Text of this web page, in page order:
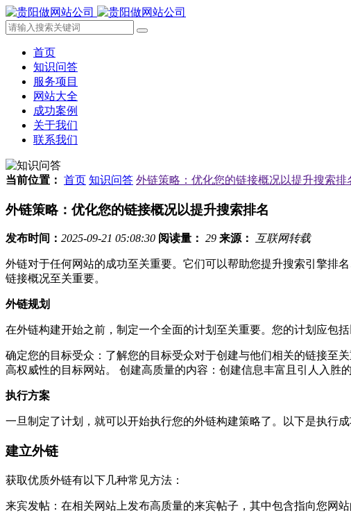
首页
知识问答
服务项目
网站大全
成功案例
关于我们
联系我们
当前位置： 首页 知识问答 外链策略：优化您的链接概况以提升搜索排
外链策略：优化您的链接概况以提升搜索排名
发布时间： 2025-09-21 05:08:30 阅读量： 29 来源： 互联网转载
外链对于任何网站的成功至关重要。它们可以帮助您提升搜索引擎排
链接概况至关重要。
外链规划
在外链构建开始之前，制定一个全面的计划至关重要。您的计划应包括
确定您的目标受众：了解您的目标受众对于创建与他们相关的链接至
高权威性的目标网站。 创建高质量的内容：创建信息丰富且引人入胜
执行方案
一旦制定了计划，就可以开始执行您的外链构建策略了。以下是执行
建立外链
获取优质外链有以下几种常见方法：
来宾发帖：在相关网站上发布高质量的来宾帖子，其中包含指向您网